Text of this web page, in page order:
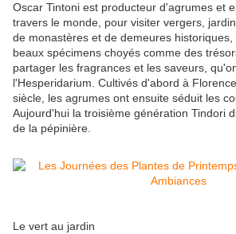
Oscar Tintoni est producteur d'agrumes et
travers le monde, pour visiter vergers,
de monastères et de demeures
beaux spécimens choyés comme des
partager les fragrances et les saveurs,
l'Hesperidarium. Cultivés d'abord à
siècle, les agrumes ont ensuite séduit les
Aujourd'hui la troisième génération Tindori
de la pépinière.
Le vert au jardin